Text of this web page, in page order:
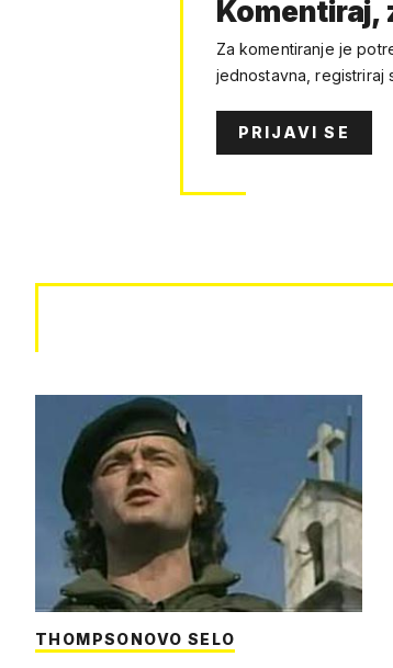
Komentiraj,
Za komentiranje je
jednostavna, registriraj
PRIJAVI SE
THOMPSONOVO SELO